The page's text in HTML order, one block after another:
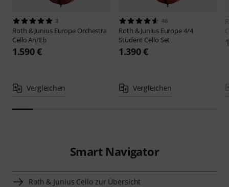
3
Roth & Junius Europe Orchestra
Cello An/Eb
1.590 €
Vergleichen
46
Roth & Junius Europe 4/4
Student Cello Set
1.390 €
Vergleichen
Smart Navigator
Roth & Junius Cello zur Übersicht